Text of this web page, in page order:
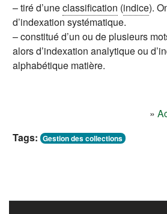
– tiré d’uneclassification (indice).
d’indexation systématique.
– constitué d’un ou de plusieurs
alors d’indexation analytique ou
alphabétique matière.
»
Tags: Gestion des collections